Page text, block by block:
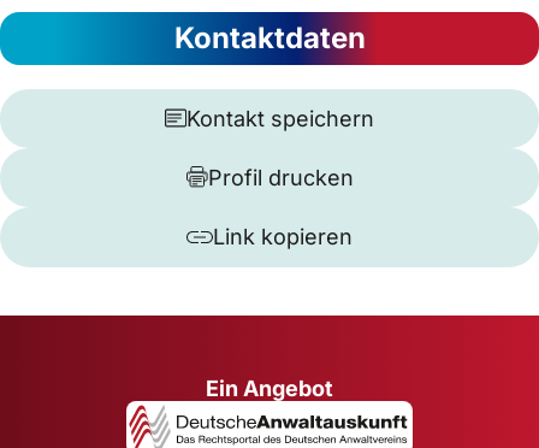
Kontaktdaten
Kontakt speichern
Profil drucken
Link kopieren
Ein Angebot